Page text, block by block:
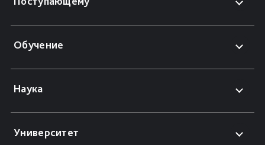
Обучение
Наука
Университет